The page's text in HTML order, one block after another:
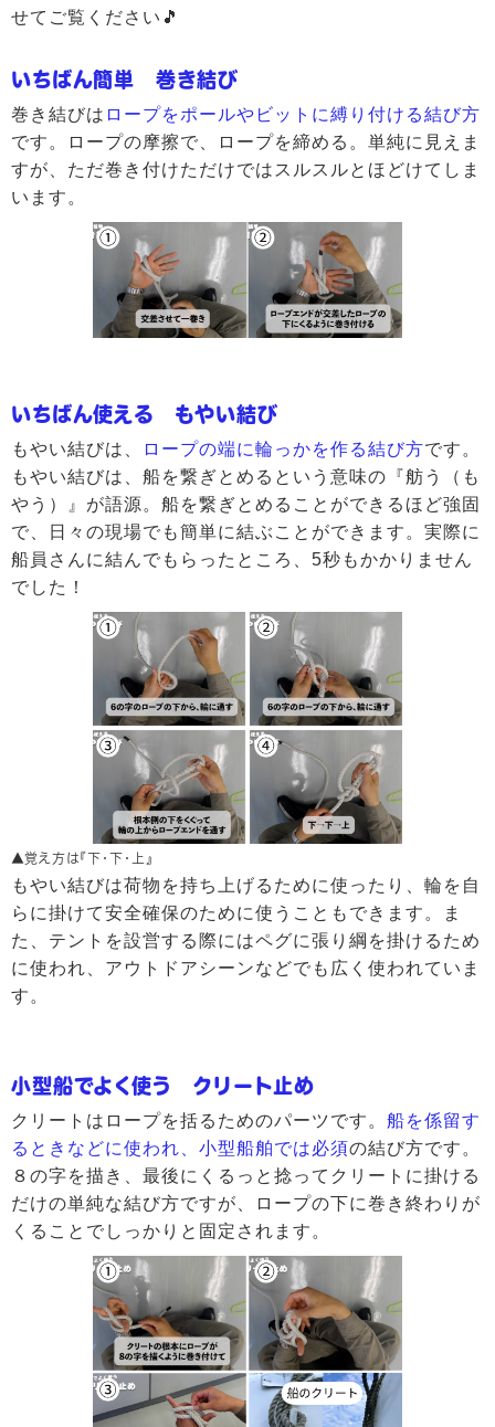
せてご覧ください🎵
いちばん簡単 巻き結び
巻き結びは ロープをポールやビットに縛り付ける結び方
です。ロープの摩擦で、ロープを締める。単純に見えま
すが、ただ巻き付けただけではスルスルとほどけてしま
います。
いちばん使える もやい結び
もやい結びは、 ロープの端に輪っかを作る結び方です。
もやい結びは、船を繋ぎとめるという意味の『舫う（も
やう）』が語源。船を繋ぎとめることができるほど強固
で、日々の現場でも簡単に結ぶことができます。実際に
船員さんに結んでもらったところ、5秒もかかりません
でした！
▲覚え方は『下・下・上』
もやい結びは荷物を持ち上げるために使ったり、輪を自
らに掛けて安全確保のために使うこともできます。ま
た、テントを設営する際にはペグに張り綱を掛けるため
に使われ、アウトドアシーンなどでも広く使われていま
す。
小型船でよく使う クリート止め
クリートはロープを括るためのパーツです。 船を係留す
るときなどに使われ、小型船舶では必須の結び方です。
８の字を描き、最後にくるっと捻ってクリートに掛ける
だけの単純な結び方ですが、ロープの下に巻き終わりが
くることでしっかりと固定されます。